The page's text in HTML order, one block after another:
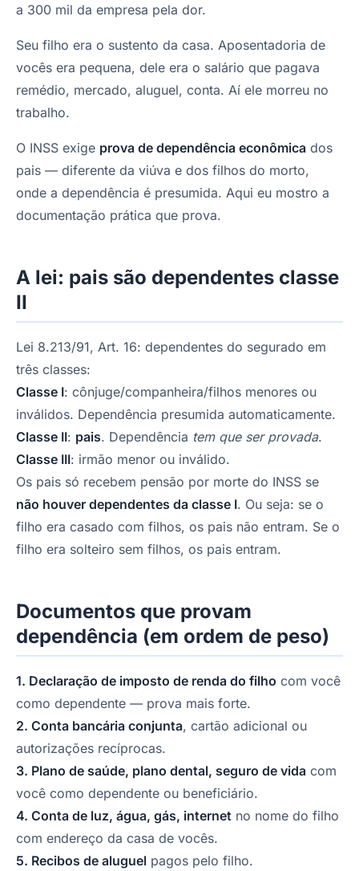
a 300 mil da empresa pela dor.
Seu filho era o sustento da casa. Aposentadoria de
vocês era pequena, dele era o salário que pagava
remédio, mercado, aluguel, conta. Aí ele morreu no
trabalho.
O INSS exige prova de dependência econômica dos
pais — diferente da viúva e dos filhos do morto,
onde a dependência é presumida. Aqui eu mostro a
documentação prática que prova.
A lei: pais são dependentes classe
II
Lei 8.213/91, Art. 16: dependentes do segurado em
três classes:
Classe I: cônjuge/companheira/filhos menores ou
inválidos. Dependência presumida automaticamente.
Classe II: pais. Dependência tem que ser provada.
Classe III: irmão menor ou inválido.
Os pais só recebem pensão por morte do INSS se
não houver dependentes da classe I. Ou seja: se o
filho era casado com filhos, os pais não entram. Se o
filho era solteiro sem filhos, os pais entram.
Documentos que provam
dependência (em ordem de peso)
1. Declaração de imposto de renda do filho com você
como dependente — prova mais forte.
2. Conta bancária conjunta, cartão adicional ou
autorizações recíprocas.
3. Plano de saúde, plano dental, seguro de vida com
você como dependente ou beneficiário.
4. Conta de luz, água, gás, internet no nome do filho
com endereço da casa de vocês.
5. Recibos de aluguel pagos pelo filho.